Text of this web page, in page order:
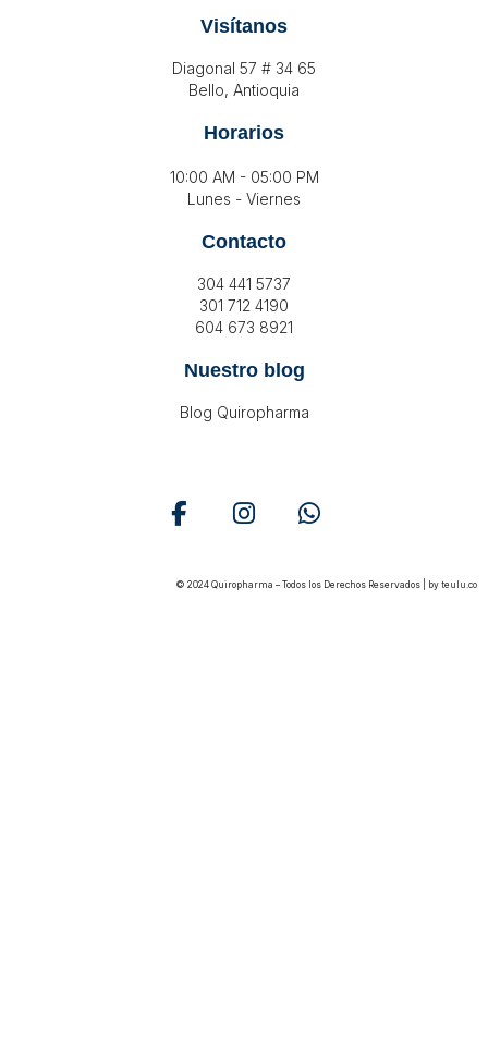
Visítanos
Diagonal 57 # 34 65
Bello, Antioquia
Horarios
10:00 AM - 05:00 PM
Lunes - Viernes
Contacto
304 441 5737
301 712 4190
604 673 8921
Nuestro blog
Blog Quiropharma
© 2024 Quiropharma – Todos los Derechos Reservados | by teulu.co